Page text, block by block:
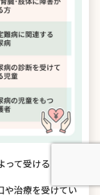
て受けることが
や治療を受けてい